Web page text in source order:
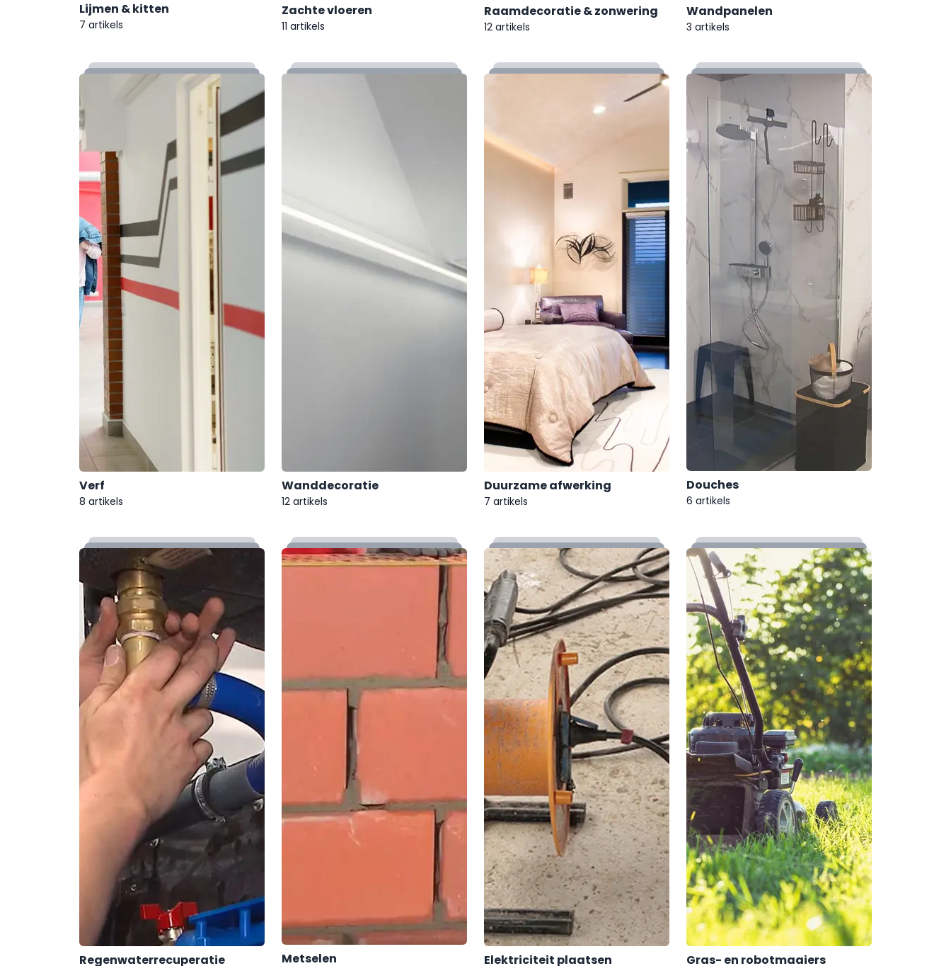
Lijmen & kitten
7 artikels
Zachte vloeren
11 artikels
Raamdecoratie & zonwering
12 artikels
Wandpanelen
3 artikels
Verf
8 artikels
Wanddecoratie
12 artikels
Duurzame afwerking
7 artikels
Douches
6 artikels
Regenwaterrecuperatie Metselen Elektriciteit plaatsen Gras- en robotmaaiers